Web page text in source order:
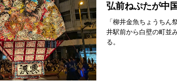
弘前ねぷたが中
「柳井金魚ちょうちん
井駅前から白壁の町並
る。